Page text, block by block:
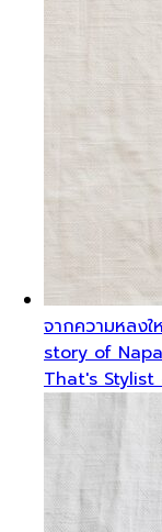
จากความหลง
story of
That's Stylist